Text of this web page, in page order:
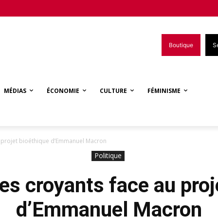
Boutique
MÉDIAS ÉCONOMIE CULTURE FÉMINISME
bioéthique d’Emmanuel Macron
Politique
croyants face au
d’Emmanuel Macron